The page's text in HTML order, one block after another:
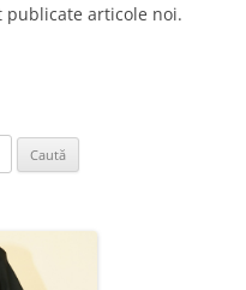
articole noi.